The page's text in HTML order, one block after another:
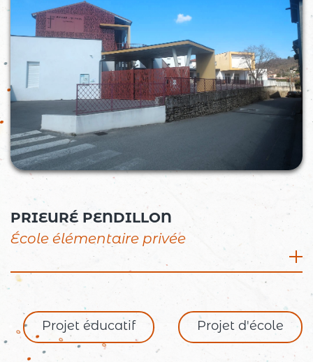
PRIEURÉ PENDILLON
École élémentaire privée
Rue Chevalier Bayard, 26260 Saint Donat sur
l’Herbasse
04 75 45 11 09
Directeur : Arnaud BOUTELOUP
Effectifs : 136 élèves
Projet éducatif Projet d'école